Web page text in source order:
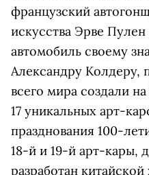
французский
искусства Эрве
автомобиль своему
Александру Колдеру,
всего мира создали
17 уникальных арт-
празднования 100-
18-й и 19-й арт-кары,
разработан